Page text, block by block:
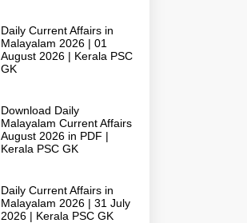
Daily Current Affairs in
Malayalam 2026 | 01
August 2026 | Kerala PSC
GK
Download Daily
Malayalam Current Affairs
August 2026 in PDF |
Kerala PSC GK
Daily Current Affairs in
Malayalam 2026 | 31 July
2026 | Kerala PSC GK